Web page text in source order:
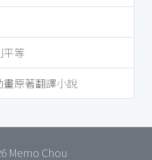
平等
原著翻譯小說
Memo Chou